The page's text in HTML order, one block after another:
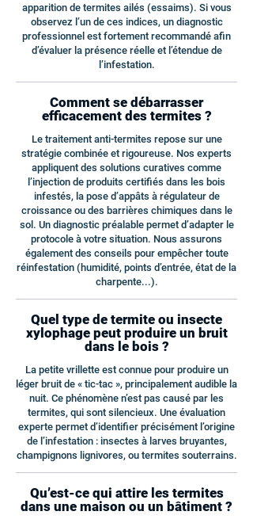
apparition de termites ailés (essaims). Si vous
observez l’un de ces indices, un diagnostic
professionnel est fortement recommandé afin
d’évaluer la présence réelle et l’étendue de
l’infestation.
Comment se débarrasser
efficacement des termites ?
Le traitement anti-termites repose sur une
stratégie combinée et rigoureuse. Nos experts
appliquent des solutions curatives comme
l’injection de produits certifiés dans les bois
infestés, la pose d’appâts à régulateur de
croissance ou des barrières chimiques dans le
sol. Un diagnostic préalable permet d’adapter le
protocole à votre situation. Nous assurons
également des conseils pour empêcher toute
réinfestation (humidité, points d’entrée, état de la
charpente...).
Quel type de termite ou insecte
xylophage peut produire un bruit
dans le bois ?
La petite vrillette est connue pour produire un
léger bruit de « tic-tac », principalement audible la
nuit. Ce phénomène n’est pas causé par les
termites, qui sont silencieux. Une évaluation
experte permet d’identifier précisément l’origine
de l’infestation : insectes à larves bruyantes,
champignons lignivores, ou termites souterrains.
Qu’est-ce qui attire les termites
dans une maison ou un bâtiment ?